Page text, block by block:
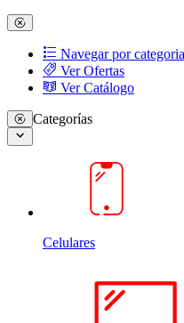
Navegar por
Ver Ofertas
Ver Catálogo
Categorías
Celulares